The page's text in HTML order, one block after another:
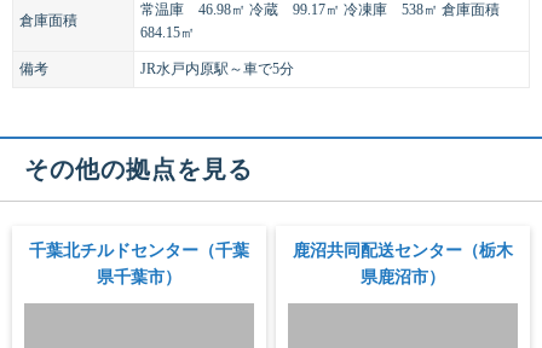
倉庫面積
常温庫 46.98㎡ 冷蔵 99.17㎡ 冷凍庫 538㎡ 倉庫面積
684.15㎡
備考 JR水戸内原駅～車で5分
その他の拠点を見る
千葉北チルドセンター（千葉
県千葉市）
鹿沼共同配送センター（栃木
県鹿沼市）